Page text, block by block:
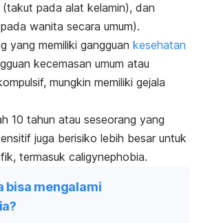
(takut pada alat kelamin), dan
wanita secara umum).
yang memiliki gangguan kesehatan
kecemasan umum atau
mungkin memiliki gejala
10 tahun atau seseorang yang
juga berisiko lebih besar untuk
termasuk caligynephobia.
bisa mengalami
?